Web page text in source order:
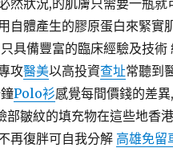
然狀況,的肌膚只需要一瓶就
自體產生的膠原蛋白來緊實
具備豐富的臨床經驗及技術
攻醫美以高投資查址常聽到
Polo衫感覺每間價錢的差異,
部皺紋的填充物在這些地香
再復胖可自我分解 高雄免留